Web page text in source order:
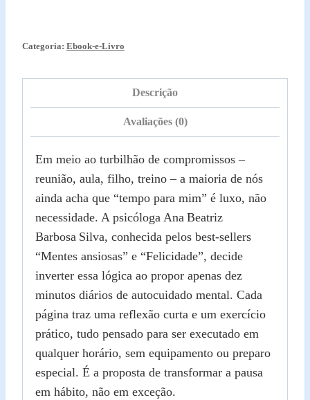
Categoria: Ebook-e-Livro
Descrição
Avaliações (0)
Em meio ao turbilhão de compromissos –
reunião, aula, filho, treino – a maioria de nós
ainda acha que “tempo para mim” é luxo, não
necessidade. A psicóloga Ana Beatriz
Barbosa Silva, conhecida pelos best‑sellers
“Mentes ansiosas” e “Felicidade”, decide
inverter essa lógica ao propor apenas dez
minutos diários de autocuidado mental. Cada
página traz uma reflexão curta e um exercício
prático, tudo pensado para ser executado em
qualquer horário, sem equipamento ou preparo
especial. É a proposta de transformar a pausa
em hábito, não em exceção.